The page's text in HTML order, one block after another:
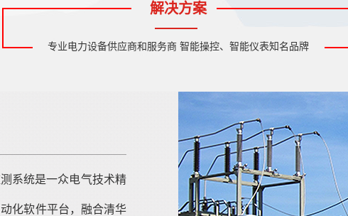
解决方案
专业电力设备供应商和服务商 智能操控、智能仪表知名品牌
系统是一众电气技术精
化软件平台，融合清华